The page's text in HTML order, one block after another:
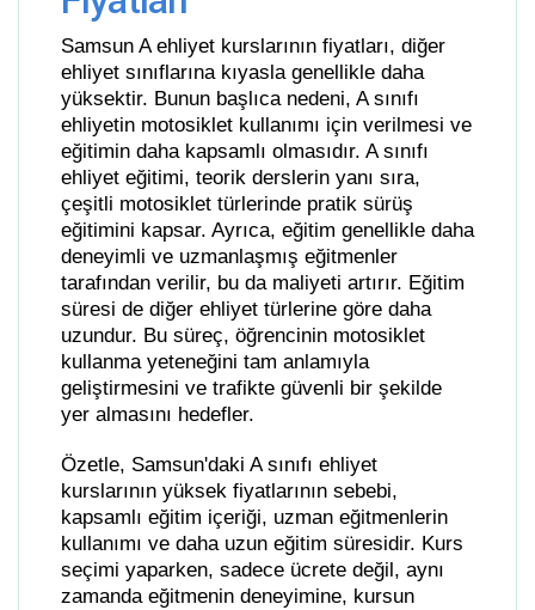
Samsun A ehliyet kurslarının fiyatları, diğer
ehliyet sınıflarına kıyasla genellikle daha
yüksektir. Bunun başlıca nedeni, A sınıfı
ehliyetin motosiklet kullanımı için verilmesi ve
eğitimin daha kapsamlı olmasıdır. A sınıfı
ehliyet eğitimi, teorik derslerin yanı sıra,
çeşitli motosiklet türlerinde pratik sürüş
eğitimini kapsar. Ayrıca, eğitim genellikle daha
deneyimli ve uzmanlaşmış eğitmenler
tarafından verilir, bu da maliyeti artırır. Eğitim
süresi de diğer ehliyet türlerine göre daha
uzundur. Bu süreç, öğrencinin motosiklet
kullanma yeteneğini tam anlamıyla
geliştirmesini ve trafikte güvenli bir şekilde
yer almasını hedefler.
Özetle, Samsun'daki A sınıfı ehliyet
kurslarının yüksek fiyatlarının sebebi,
kapsamlı eğitim içeriği, uzman eğitmenlerin
kullanımı ve daha uzun eğitim süresidir. Kurs
seçimi yaparken, sadece ücrete değil, aynı
zamanda eğitmenin deneyimine, kursun